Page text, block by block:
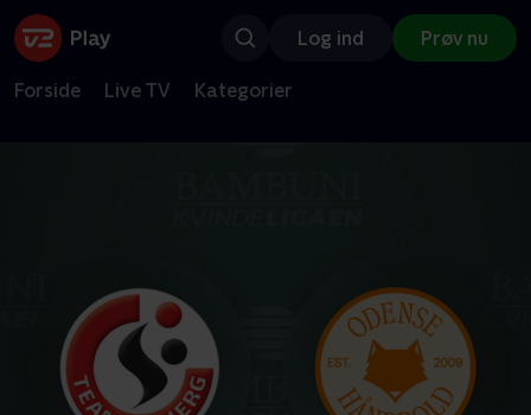
Log ind Prøv nu
Forside Live TV Kategorier